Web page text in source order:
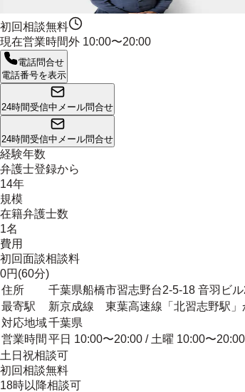
初回相談無料
現在営業時間外 10:00〜20:00
電話問合せ
電話番号を表示
24時間受信中 メール問合せ
24時間受信中 メール問合せ
経験年数
弁護士登録から
14年
規模
在籍弁護士数
1名
費用
初回面談相談料
0円(60分)
住所
千葉県船橋市習志野台2-5-18 音羽ビ
最寄駅
新京成線 東葉高速線「北習志野駅」
対応地域千葉県
営業時間 平日 10:00〜20:00 / 土曜 10:00〜
土日祝相談可
初回相談無料
18時以降相談可